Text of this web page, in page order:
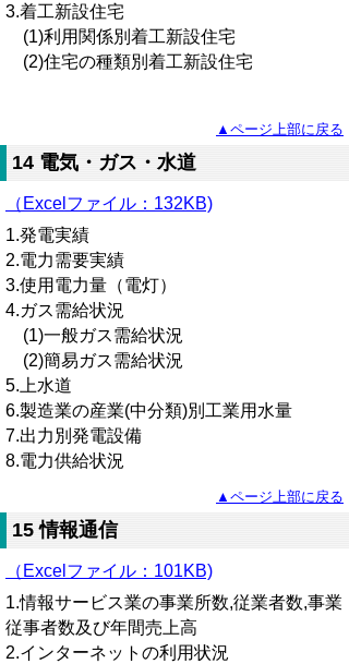
3.着工新設住宅
(1)利用関係別着工新設住宅
(2)住宅の種類別着工新設住宅
▲ページ上部に戻る
14 電気・ガス・水道
（Excelファイル ： 132KB)
1.発電実績
2.電力需要実績
3.使用電力量（電灯）
4.ガス需給状況
(1)一般ガス需給状況
(2)簡易ガス需給状況
5.上水道
6.製造業の産業(中分類)別工業用水量
7.出力別発電設備
8.電力供給状況
▲ページ上部に戻る
15 情報通信
（Excelファイル：101KB)
1.情報サービス業の事業所数,従業者数,事業
従事者数及び年間売上高
2.インターネットの利用状況